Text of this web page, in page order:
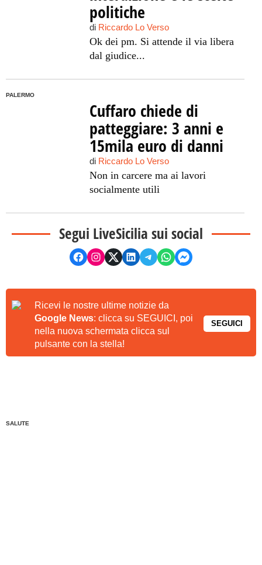
politiche
di Riccardo Lo Verso
Ok dei pm. Si attende il via libera
dal giudice...
PALERMO
Cuffaro chiede di
patteggiare: 3 anni e
15mila euro di danni
di Riccardo Lo Verso
Non in carcere ma ai lavori
socialmente utili
Segui LiveSicilia sui social
Ricevi le nostre ultime notizie da
Google News: clicca su SEGUICI, poi
nella nuova schermata clicca sul
pulsante con la stella!
SEGUICI
SALUTE